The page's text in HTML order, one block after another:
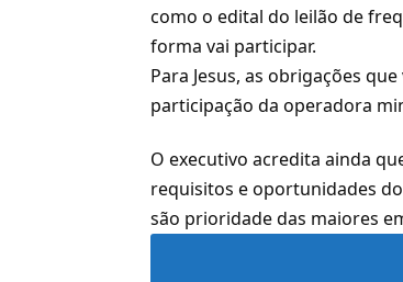
como o edital do leilão de
forma vai participar.
Para Jesus, as obrigações
participação da operadora
O executivo acredita ainda
requisitos e oportunidades
são prioridade das maiores